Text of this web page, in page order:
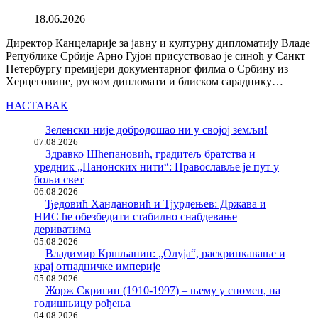
18.06.2026
Директор Канцеларије за јавну и културну дипломатију Владе
Републике Србије Арно Гујон присуствовао је синоћ у Санкт
Петербургу премијери документарног филма о Србину из
Херцеговине, руском дипломати и блиском сараднику…
НАСТАВАК
Зеленски није добродошао ни у својој земљи!
07.08.2026
Здравко Шћепановић, градитељ братства и
уредник „Панонских нити“: Православље је пут у
бољи свет
06.08.2026
Ђедовић Хандановић и Тјурдењев: Држава и
НИС ће обезбедити стабилно снабдевање
дериватима
05.08.2026
Владимир Кршљанин: „Олуја“, раскринкавање и
крај отпадничке империје
05.08.2026
Жорж Скригин (1910-1997) – њему у спомен, на
годишњицу рођења
04.08.2026